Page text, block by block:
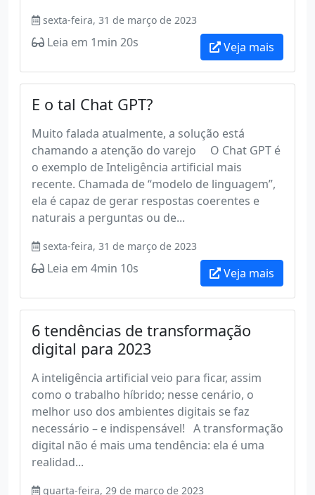
sexta-feira, 31 de março de 2023
Leia em 1min 20s Veja mais
E o tal Chat GPT?
Muito falada atualmente, a solução está
chamando a atenção do varejo O Chat GPT é
o exemplo de Inteligência artificial mais
recente. Chamada de “modelo de linguagem”,
ela é capaz de gerar respostas coerentes e
naturais a perguntas ou de...
sexta-feira, 31 de março de 2023
Leia em 4min 10s Veja mais
6 tendências de transformação
digital para 2023
A inteligência artificial veio para ficar, assim
como o trabalho híbrido; nesse cenário, o
melhor uso dos ambientes digitais se faz
necessário – e indispensável! A transformação
digital não é mais uma tendência: ela é uma
realidad...
quarta-feira, 29 de março de 2023